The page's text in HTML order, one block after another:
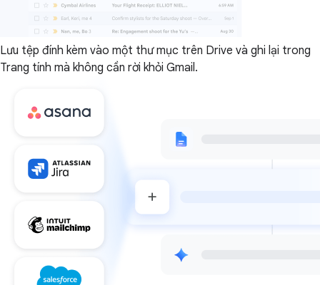
Lưu tệp đính kèm vào một thư mục trên Drive và ghi lại trong
Trang tính mà không cần rời khỏi Gmail.